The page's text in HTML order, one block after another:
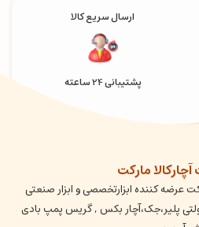
ارسال سریع کالا
پشتیبانی 24 ساعته
آچارکالا مارکت
عرضه کننده ابزارتخصصی و ابزار صنعتی
پلیر،جک،آچار بکس , گریس پمپ بادی